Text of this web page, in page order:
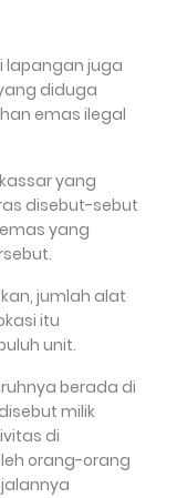
lapangan juga
diduga
emas ilegal
yang
disebut-sebut
yang
jumlah alat
itu
unit.
berada di
milik
di
orang-orang